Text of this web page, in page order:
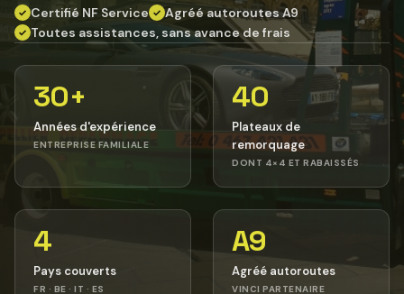
✓ Certifié NF Service ✓ Agréé autoroutes A9
✓ Toutes assistances, sans avance de frais
30+
Années d'expérience
ENTREPRISE FAMILIALE
40
Plateaux de
remorquage
DONT 4×4 ET RABAISSÉS
4
Pays couverts
FR · BE · IT · ES
A9
Agréé autoroutes
VINCI PARTENAIRE